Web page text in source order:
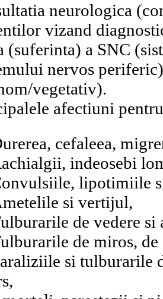
neurologica
vizand
(suferinta) a SNC
nervos
vegetativ).
afectiuni
cefaleea,
indeosebi
lipotimiile
si vertijul,
de vedere
de miros, de
si tulburarile